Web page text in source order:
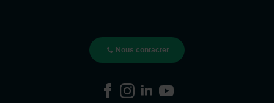
Nous contacter